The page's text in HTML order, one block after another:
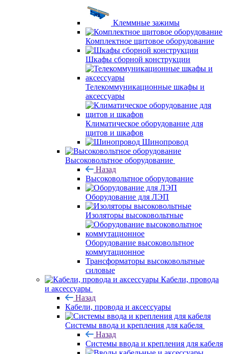
Клеммные зажимы
Комплектное щитовое оборудование
Шкафы сборной конструкции
Телекоммуникационные шкафы и
аксессуары
Климатическое оборудование для
щитов и шкафов
Шинопровод
Высоковольтное оборудование
Назад
Высоковольтное оборудование
Оборудование для ЛЭП
Изоляторы высоковольтные
Оборудование высоковольтное
коммутационное
Трансформаторы высоковольтные
силовые
Кабели, провода
и аксессуары
Назад
Кабели, провода и аксессуары
Системы ввода и крепления для кабеля
Назад
Системы ввода и крепления для кабеля